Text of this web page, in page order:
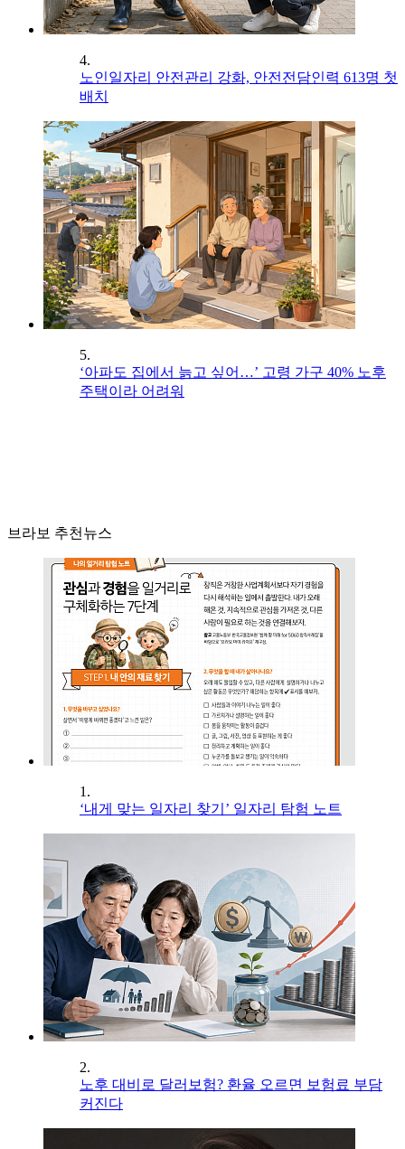
4.
노인일자리 안전관리 강화, 안전전담인력 613명 첫
배치
5.
‘아파도 집에서 늙고 싶어…’ 고령 가구 40% 노후
주택이라 어려워
브라보 추천뉴스
1.
‘내게 맞는 일자리 찾기’ 일자리 탐험 노트
2.
노후 대비로 달러보험? 환율 오르면 보험료 부담
커진다